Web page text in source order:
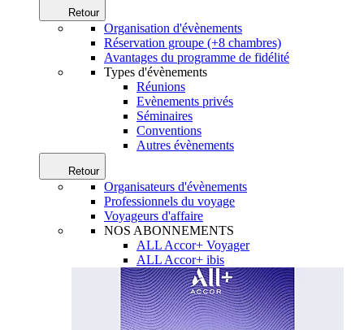
Retour
Organisation d'évènements
Réservation groupe (+8 chambres)
Avantages du programme de fidélité
Types d'évènements
Réunions
Evènements privés
Séminaires
Conventions
Autres évènements
Retour
Organisateurs d'évènements
Professionnels du voyage
Voyageurs d'affaire
NOS ABONNEMENTS
ALL Accor+ Voyager
ALL Accor+ ibis